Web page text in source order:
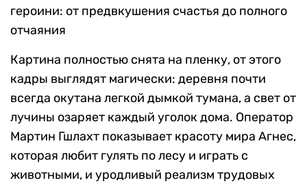
героини: от предвкушения счастья до полного
отчаяния
Картина полностью снята на пленку, от этого
кадры выглядят магически: деревня почти
всегда окутана легкой дымкой тумана, а свет от
лучины озаряет каждый уголок дома. Оператор
Мартин Гшлахт показывает красоту мира Агнес,
которая любит гулять по лесу и играть с
животными, и уродливый реализм трудовых